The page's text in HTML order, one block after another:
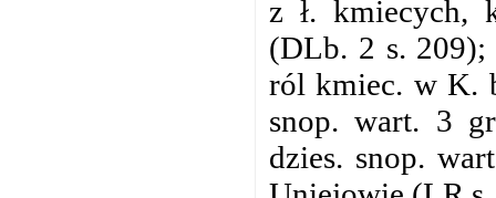
z ł. kmiecych,
(DLb. 2 s. 209);
ról kmiec. w K.
snop. wart. 3
dzies. snop.